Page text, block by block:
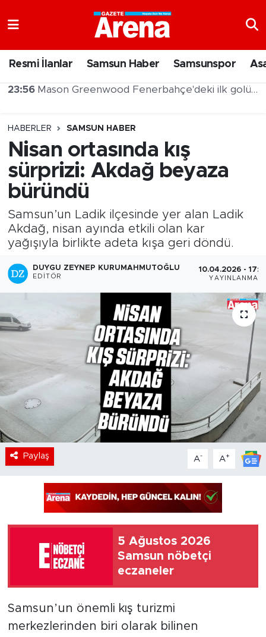
Resmi İlanlar Samsun Haber Samsunspor
Fenerbahçe Sturm Graz'ı 2-0 Mağlup Etti
HABERLER SAMSUN HABER
Nisan ortasında kış
sürprizi: Akdağ beyaza
büründü
Samsun’un Ladik ilçesinde yer alan Ladik
Akdağ, nisan ayında etkili olan kar
yağışıyla birlikte adeta kışa geri döndü.
DUYGU ZEYNEP KURUMAHMUTOĞLU
EDITÖR
10.04.2026 -
YAYINLANMA
Paylaş A- A+
5 Ağustos 2026
Samsun nöbetçi
eczaneler
Samsun’un önemli kış turizmi
merkezlerinden biri olarak bilinen
Süper Lig Puan Durumu ve Fikstür
Tüm Manşetler
Son Dakika Haberleri